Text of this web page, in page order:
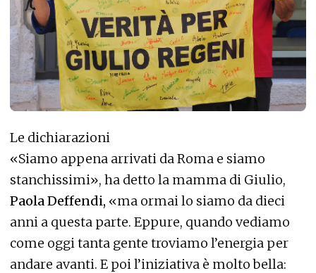
Le dichiarazioni
«Siamo appena arrivati da Roma e siamo
stanchissimi», ha detto la mamma di Giulio,
Paola Deffendi, «ma ormai lo siamo da dieci
anni a questa parte. Eppure, quando vediamo
come oggi tanta gente troviamo l’energia per
andare avanti. E poi l’iniziativa è molto bella: